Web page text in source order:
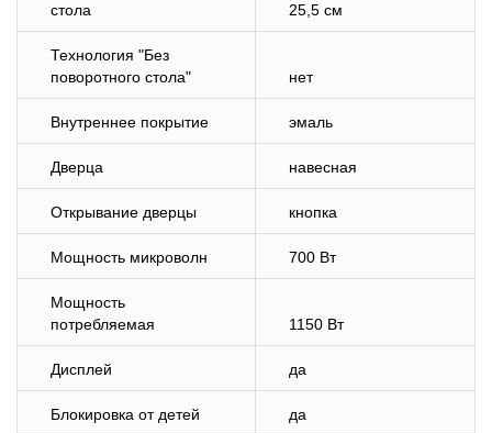
стола
25,5 см
Технология "Без
поворотного стола"
нет
Внутреннее покрытие эмаль
Дверца навесная
Открывание дверцы кнопка
Мощность микроволн 700 Вт
Мощность
потребляемая
1150 Вт
Дисплей да
Блокировка от детей да